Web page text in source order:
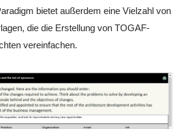
bietet außerdem eine Vielzahl von
die die Erstellung von TOGAF-
vereinfachen.